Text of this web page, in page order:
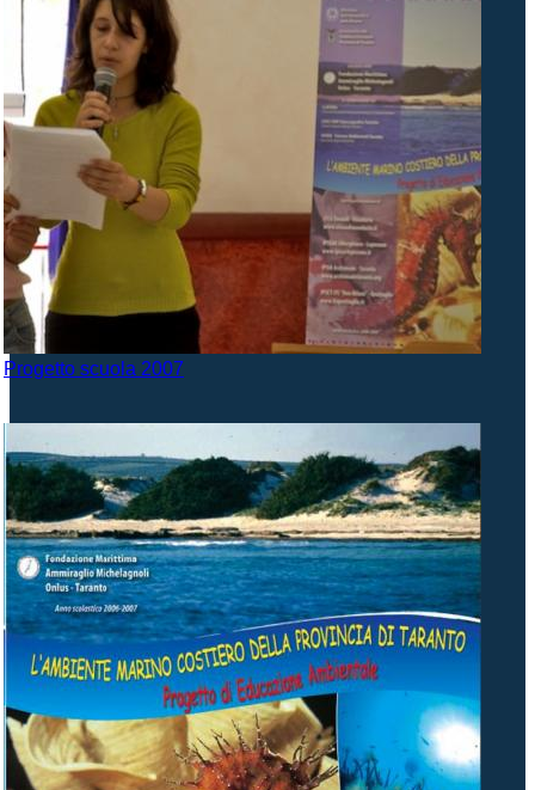
Progetto scuola 2007